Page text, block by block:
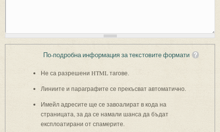
По-подробна информация за текстовите формати
Не са разрешени HTML тагове.
Линиите и параграфите се прекъсват автоматично.
Имейл адресите ще се завоалират в кода на
страницата, за да се намали шанса да бъдат
експлоатирани от спамерите.